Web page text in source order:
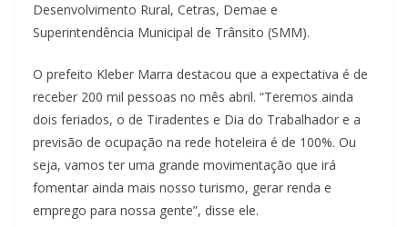
Desenvolvimento Rural, Cetras, Demae e
Superintendência Municipal de Trânsito (SMM).
O prefeito Kleber Marra destacou que a expectativa é de
receber 200 mil pessoas no mês abril. “Teremos ainda
dois feriados, o de Tiradentes e Dia do Trabalhador e a
previsão de ocupação na rede hoteleira é de 100%. Ou
seja, vamos ter uma grande movimentação que irá
fomentar ainda mais nosso turismo, gerar renda e
emprego para nossa gente”, disse ele.